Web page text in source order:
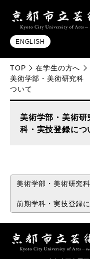
ENGLISH
TOP
在学生の方へ
美術学部・美術研究科
ついて
美術学部・美術
科・実技登録につ
美術学部・美術研究
前期学科・実技登録